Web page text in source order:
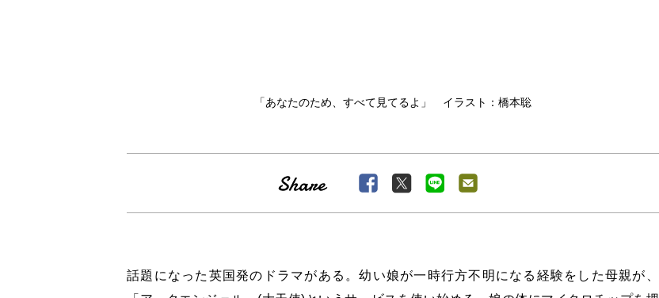
「あなたのため、すべて見てるよ」 イラスト：橋本聡
話題になった英国発のドラマがある。幼い娘が一時行方不明になる経験をした母親が、